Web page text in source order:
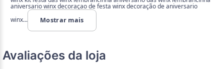
aniversario winx decoraçao de festa winx decoração de aniversario
winx...
Mostrar mais
Avaliações da loja